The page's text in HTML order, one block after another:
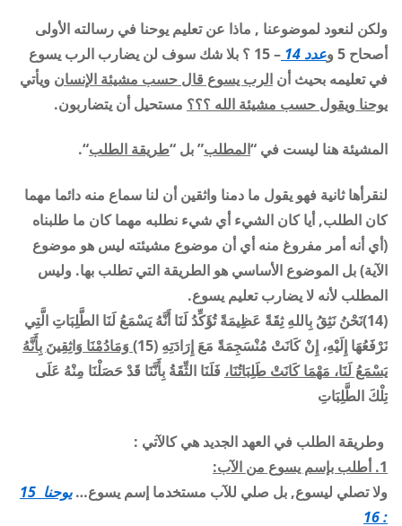
ولكن لنعود لموضوعنا , ماذا عن تعليم يوحنا في رسالته الأولى
أصحاح 5 و
عدد 14
– 15 ؟ بلا شك سوف لن يضارب الرب يسوع
في تعليمه بحيث أن الرب يسوع قال حسب مشيئة الإنسان ويأتي
يوحنا ويقول حسب مشيئة الله ؟؟؟ مستحيل أن يتضاربون.
المشيئة هنا ليست في “المطلب” بل “طريقة الطلب“.
لنقرأها ثانية فهو يقول ما دمنا واثقين أن لنا سماع منه دائما مهما
كان الطلب, أيا كان الشيء أي شيء نطلبه مهما كان ما طلبناه
(أي أنه أمر مفروغ منه أي أن موضوع مشيئته ليس هو موضوع
الآية) بل الموضوع الأساسي هو الطريقة التي تطلب بها. وليس
المطلب لأنه لا يضارب تعليم يسوع.
(14)نَحْنُ نَثِقُ بِاللهِ ثِقَةً عَظِيمَةً تُؤَكِّدُ لَنَا أَنَّهُ يَسْمَعُ لَنَا الطَّلِبَاتِ الَّتِي
نَرْفَعُهَا إِلَيْهِ، إِنْ كَانَتْ مُنْسَجِمَةً مَعَ إِرَادَتِهِ (15)
وَمَادُمْنَا وَاثِقِينَ بِأَنَّهُ
يَسْمَعُ لَنَا، مَهْمَا كَانَتْ طَلِبَاتُنَا، فَلَنَا الثِّقَةُ بِأَنَّنَا قَدْ حَصَلْنَا مِنْهُ عَلَى
تِلْكَ الطَّلِبَاتِ
وطريقة الطلب في العهد الجديد هي كالآتي :
1. أطلب بإسم يسوع من الآب:
ولا تصلي ليسوع, بل صلي للآب مستخدما إسم يسوع…
يوحنا 15
: 16